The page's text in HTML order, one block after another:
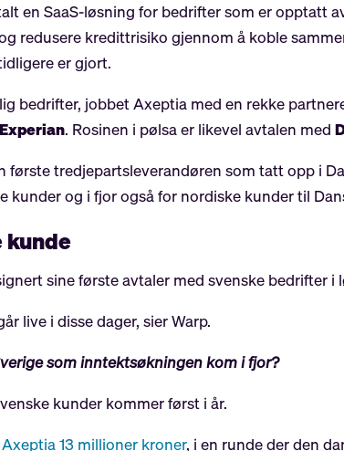
en SaaS-løsning for bedrifter som er opptatt
redusere kredittrisiko gjennom å koble
er gjort.
bedrifter, jobbet Axeptia med en rekke
Experian. Rosinen i pølsa er likevel avtalen med
første tredjepartsleverandøren som tatt opp i
kunder og i fjor også for nordiske kunder til
kunde
sine første avtaler med svenske bedrifter i
live i disse dager, sier Warp.
som inntektsøkningen kom i fjor?
kunder kommer først i år.
13 millioner kroner, i en runde der den